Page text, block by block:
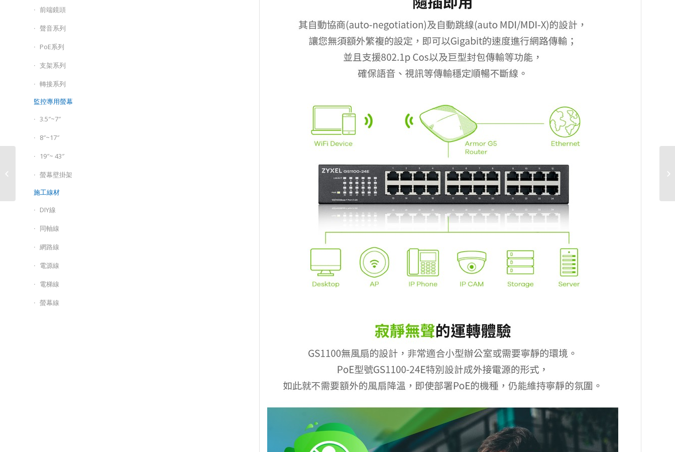
前端鏡頭
聲音系列
PoE系列
支架系列
轉接系列
監控專用螢幕
3.5″~7″
8″~17″
19″~ 43″
螢幕壁掛架
施工線材
DIY線
同軸線
網路線
電源線
電梯線
螢幕線
無網管型24埠Gigabit+2